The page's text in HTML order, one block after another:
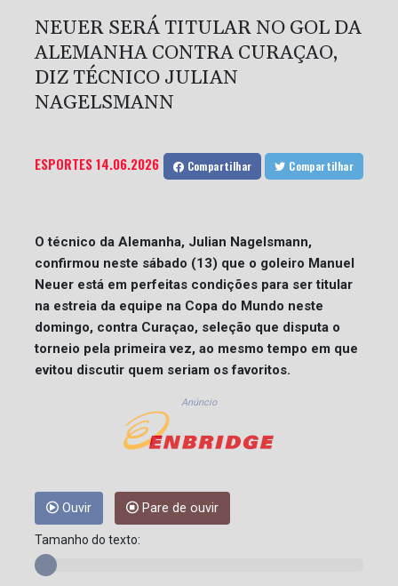
NEUER SERÁ TITULAR NO GOL DA
ALEMANHA CONTRA CURAÇAO,
DIZ TÉCNICO JULIAN
NAGELSMANN
ESPORTES14.06.2026 Compartilhar Compartilhar
O técnico da Alemanha, Julian Nagelsmann,
confirmou neste sábado (13) que o goleiro Manuel
Neuer está em perfeitas condições para ser titular
na estreia da equipe na Copa do Mundo neste
domingo, contra Curaçao, seleção que disputa o
torneio pela primeira vez, ao mesmo tempo em que
evitou discutir quem seriam os favoritos.
Anúncio
Ouvir Pare de ouvir
Tamanho do texto: